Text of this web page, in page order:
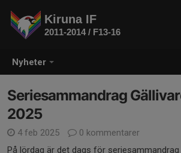
Nyheter
Kiruna IF
2011-2014 / F13-16
Seriesammandrag
2025
4 feb 2025
0 kommentarer
På lördag är det dags för seriesammandrag